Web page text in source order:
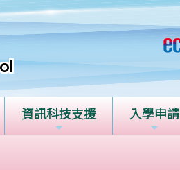
資訊科技支援 入學申請